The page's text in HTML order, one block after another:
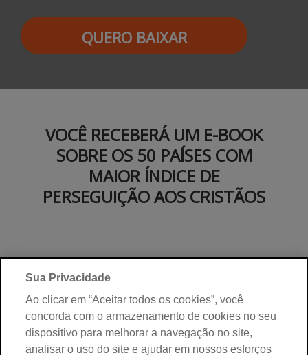
QUERO BAIXAR
VOCÊ RECEBERÁ UM E-BOOK
SOBRE OS 50 PAÍSES COM
MAIOR ÍNDICE DE
PERSEGUIÇÃO AOS CRISTÃOS
SEJA UM PARCEIRO DA
Sua Privacidade
Ao clicar em “Aceitar todos os cookies”, você
concorda com o armazenamento de cookies no seu
dispositivo para melhorar a navegação no site,
analisar o uso do site e ajudar em nossos esforços